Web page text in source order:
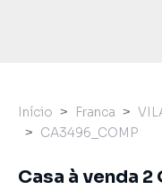
Início Franca
CA3496_COMP
Casa à venda 2